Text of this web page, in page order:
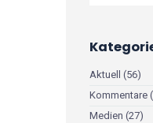
Aktuell (56)
Kommentare
Medien (27)